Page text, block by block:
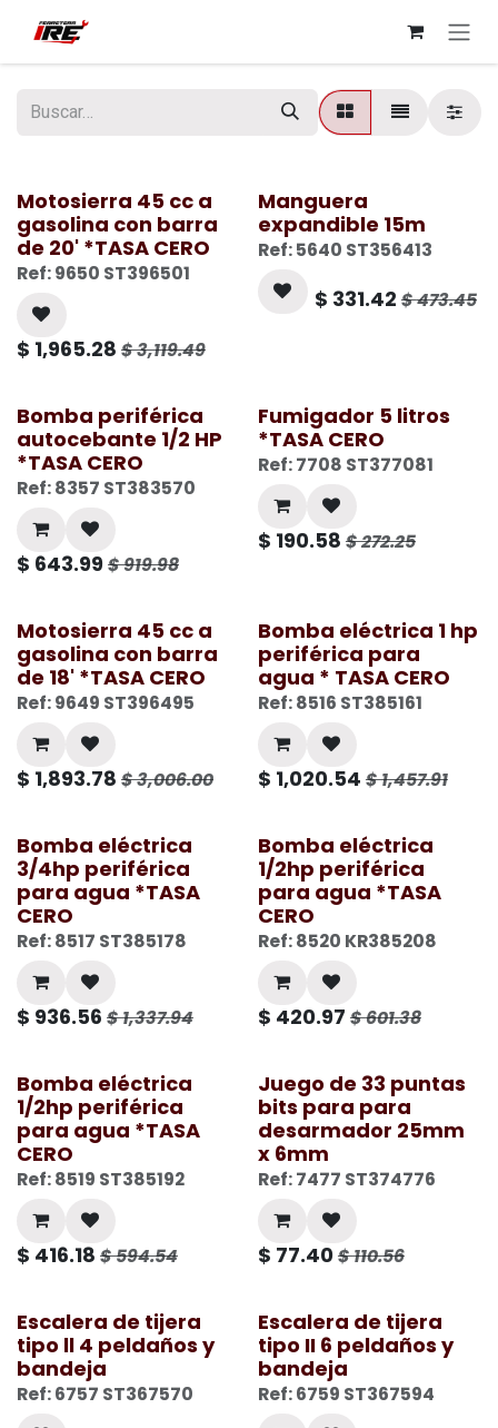
Motosierra 45 cc a
gasolina con barra
de 20' *TASA CERO
Ref: 9650 ST396501
$ 1,965.28 $3,119.49
Manguera
expandible 15m
Ref: 5640 ST356413
$ 331.42 $473.45
Bomba periférica
autocebante 1/2 HP
*TASA CERO
Ref: 8357 ST383570
$ 643.99$919.98
Fumigador 5 litros
*TASA CERO
Ref: 7708 ST377081
$ 190.58 $272.25
Motosierra 45 cc a
gasolina con barra
de 18' *TASA CERO
Ref: 9649 ST396495
$ 1,893.78 $3,006.00
Bomba eléctrica 1 hp
periférica para
agua * TASA CERO
Ref: 8516 ST385161
$ 1,020.54 $1,457.91
Bomba eléctrica
3/4hp periférica
para agua *TASA
CERO
Ref: 8517 ST385178
$ 936.56 $1,337.94
Bomba eléctrica
1/2hp periférica
para agua *TASA
CERO
Ref: 8520 KR385208
$ 420.97 $601.38
Bomba eléctrica
1/2hp periférica
para agua *TASA
CERO
Ref: 8519 ST385192
$ 416.18 $594.54
Juego de 33 puntas
bits para para
desarmador 25mm
x 6mm
Ref: 7477 ST374776
$ 77.40$110.56
Escalera de tijera
tipo ll 4 peldaños y
bandeja
Ref: 6757 ST367570
Escalera de tijera
tipo II 6 peldaños y
bandeja
Ref: 6759 ST367594